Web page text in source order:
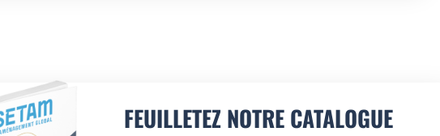
FEUILLETEZ NOTRE CATALOGUE